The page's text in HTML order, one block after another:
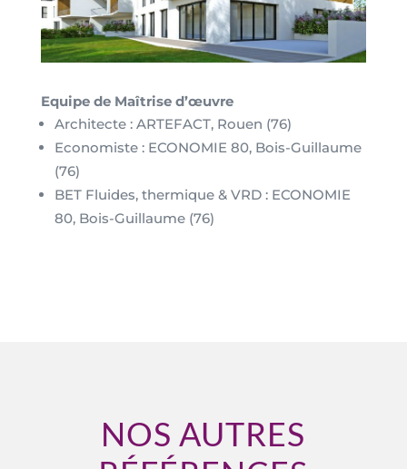
Equipe de Maîtrise d’œuvre
Architecte : ARTEFACT, Rouen (76)
Economiste : ECONOMIE 80, Bois-Guillaume
(76)
BET Fluides, thermique & VRD : ECONOMIE
80, Bois-Guillaume (76)
NOS AUTRES